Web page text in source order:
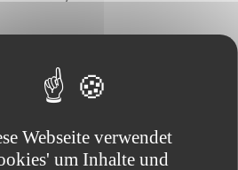
analysis of 5G
illuminator of opportunity for
Webseite verwendet
um Inhalte und